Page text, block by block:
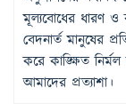
মূল্যবোধের ধারণ ও
বেদনার্ত মানুষের
করে কাঙ্ক্ষিত
আমাদের প্রত্যাশা।